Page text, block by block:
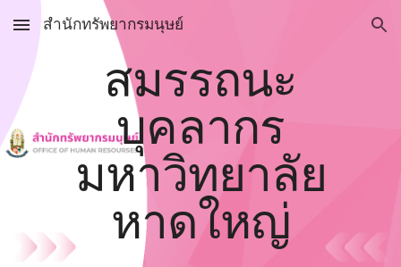
Skip to main content Skip to navigation
สำนักทรัพยากรมนุษย์
สมรรถนะ
บุคลากร
มหาวิทยาลัย
หาดใหญ่